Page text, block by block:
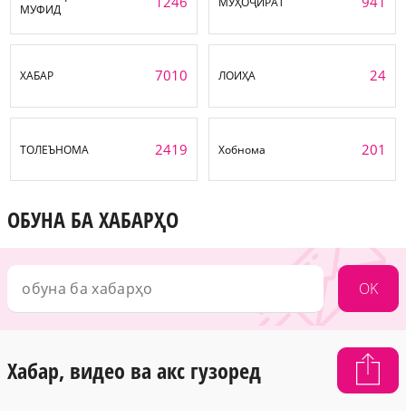
МУФИД
ХАБАР 7010 ЛОИҲА 24
ТОЛЕЪНОМА 2419 Хобнома 201
ОБУНА БА ХАБАРҲО
OK
Хабар, видео ва акс гузоред